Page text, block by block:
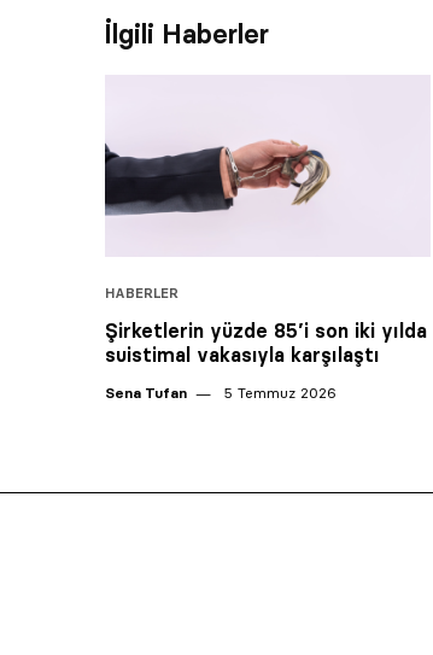
İlgili Haberler
HABERLER
Şirketlerin yüzde 85’i son iki yılda
suistimal vakasıyla karşılaştı
Sena Tufan 5 Temmuz 2026